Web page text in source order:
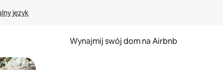
język
Wynajmij swój dom na Airbnb